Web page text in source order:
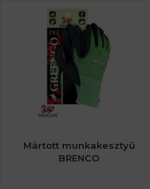
Mártott munkakesztyű
BRENCO